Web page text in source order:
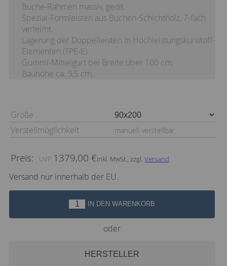
Buche-Rahmen massiv, geölt.
Spezial-Formleisten aus Buchen-Schichtholz, 7-fach
verleimt.
Lagerung der Doppelleisten in Hochleistungskunstoff-
Elementen (TPE-E).
Gummi-Mittelgurt bei Breite über 100 cm.
Bauhöhe ca. 9,5 cm.
Größe
Verstellmöglichkeit
manuell verstellbar
Preis: 1379,00 €inkl. MwSt., zzgl. Versand
Versand nur innerhalb der EU.
IN DEN WARENKORB
oder
HERSTELLER